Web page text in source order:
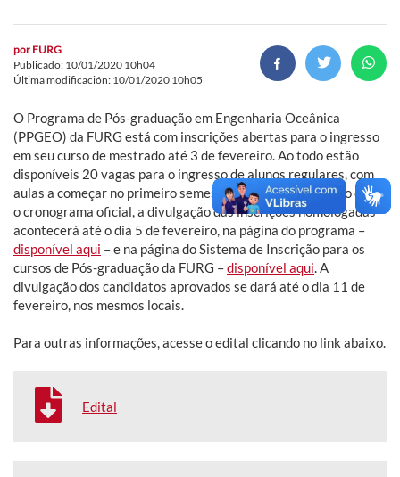
por FURG
Publicado: 10/01/2020 10h04
Última modificación: 10/01/2020 10h05
O Programa de Pós-graduação em Engenharia Oceânica
(PPGEO) da FURG está com inscrições abertas para o ingresso
em seu curso de mestrado até 3 de fevereiro. Ao todo estão
disponíveis 20 vagas para o ingresso de alunos regulares, com
aulas a começar no primeiro semestre de 2020. De acordo com
o cronograma oficial, a divulgação das inscrições homologadas
acontecerá até o dia 5 de fevereiro, na página do programa –
disponível aqui – e na página do Sistema de Inscrição para os
cursos de Pós-graduação da FURG –disponível aqui . A
divulgação dos candidatos aprovados se dará até o dia 11 de
fevereiro, nos mesmos locais.
Para outras informações, acesse o edital clicando no link abaixo.
Edital